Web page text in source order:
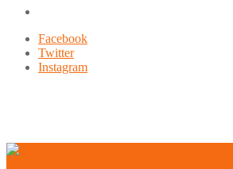
naar
Facebook
Twitter
Instagram